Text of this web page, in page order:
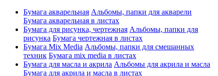
Бумага акварельная Альбомы, папки для акварели
Бумага акварельная в листах
Бумага для рисунка, чертежная Альбомы, папки для
рисунка Бумага чертежная в листах
Бумага Mix Media Альбомы, папки для смешанных
техник Бумага mix media в листах
Бумага для масла и акрила Альбомы для акрила и масла
Бумага для акрила и масла в листах